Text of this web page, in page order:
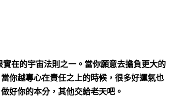
在的宇宙法則之一。當你願意去擔負更大的
你越專心在責任之上的時候，很多好運氣也
好你的本分，其他交給老天吧。